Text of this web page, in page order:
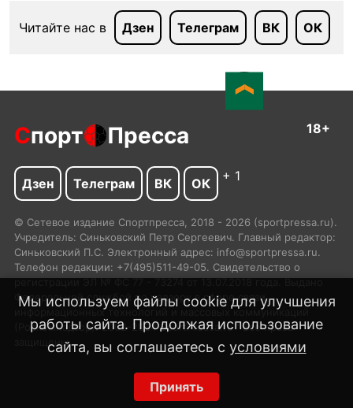
Читайте нас в Дзен Телеграм ВК ОК
Мы используем файлы cookie для улучшения
работы сайта. Продолжая использование
сайта, вы соглашаетесь с условиями
Принять
Спорт Пресса 18+
Дзен Телеграм ВК ОК + 1
© Сетевое издание Спортпресса, 2018 - 2026 (sportpressa.ru).
Учредитель: Синьковский Петр Сергеевич. Главный редактор:
Синьковский П.С. Электронный адрес: info@sportpressa.ru.
Телефон редакции: +7(495)511-49-05. Свидетельство о
регистрации ЭЛ № ФС 77 - 73274 от 13.07.2018 года. Выдано
Федеральной службой по надзору в сфере связи,
информационных технологий и массовых коммуникаций
(Роскомнадзор). 2002-2024 SportPressa.ru™ Все права
защищены.